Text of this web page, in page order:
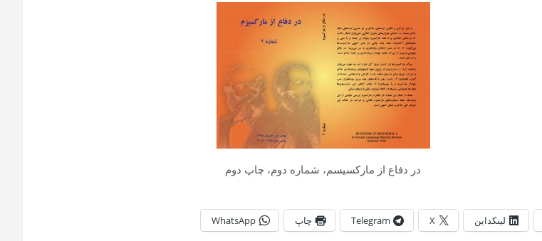
در دفاع از مارکسیسم، شماره دوم، چاپ دوم
لینکداین X
Telegram چاپ WhatsApp